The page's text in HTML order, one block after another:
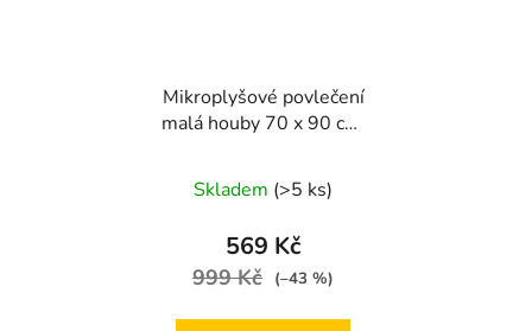
Mikroplyšové povlečení
malá houby 70 x 90 cm,
Skladem (>5 ks)
569 Kč
999 Kč (–43 %)